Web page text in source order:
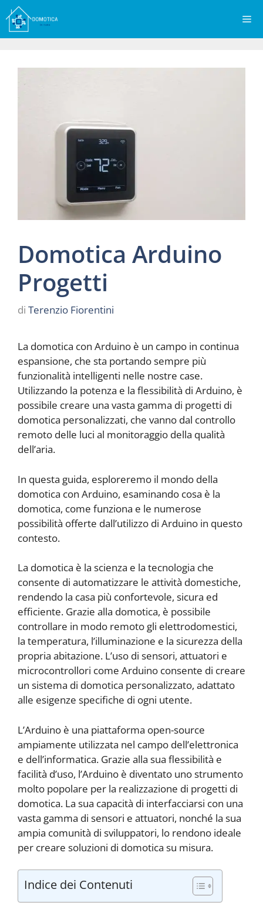
Vai
al
contenuto
Domotica Arduino
Progetti
di Terenzio Fiorentini
La domotica con Arduino è un campo in continua
espansione, che sta portando sempre più
funzionalità intelligenti nelle nostre case.
Utilizzando la potenza e la flessibilità di Arduino, è
possibile creare una vasta gamma di progetti di
domotica personalizzati, che vanno dal controllo
remoto delle luci al monitoraggio della qualità
dell’aria.
In questa guida, esploreremo il mondo della
domotica con Arduino, esaminando cosa è la
domotica, come funziona e le numerose
possibilità offerte dall’utilizzo di Arduino in questo
contesto.
La domotica è la scienza e la tecnologia che
consente di automatizzare le attività domestiche,
rendendo la casa più confortevole, sicura ed
efficiente. Grazie alla domotica, è possibile
controllare in modo remoto gli elettrodomestici,
la temperatura, l’illuminazione e la sicurezza della
propria abitazione. L’uso di sensori, attuatori e
microcontrollori come Arduino consente di creare
un sistema di domotica personalizzato, adattato
alle esigenze specifiche di ogni utente.
L’Arduino è una piattaforma open-source
ampiamente utilizzata nel campo dell’elettronica
e dell’informatica. Grazie alla sua flessibilità e
facilità d’uso, l’Arduino è diventato uno strumento
molto popolare per la realizzazione di progetti di
domotica. La sua capacità di interfacciarsi con una
vasta gamma di sensori e attuatori, nonché la sua
ampia comunità di sviluppatori, lo rendono ideale
per creare soluzioni di domotica su misura.
Indice dei Contenuti